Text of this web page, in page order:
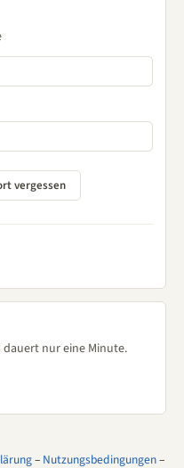
nur eine Minute.
– Nutzungsbedingungen–